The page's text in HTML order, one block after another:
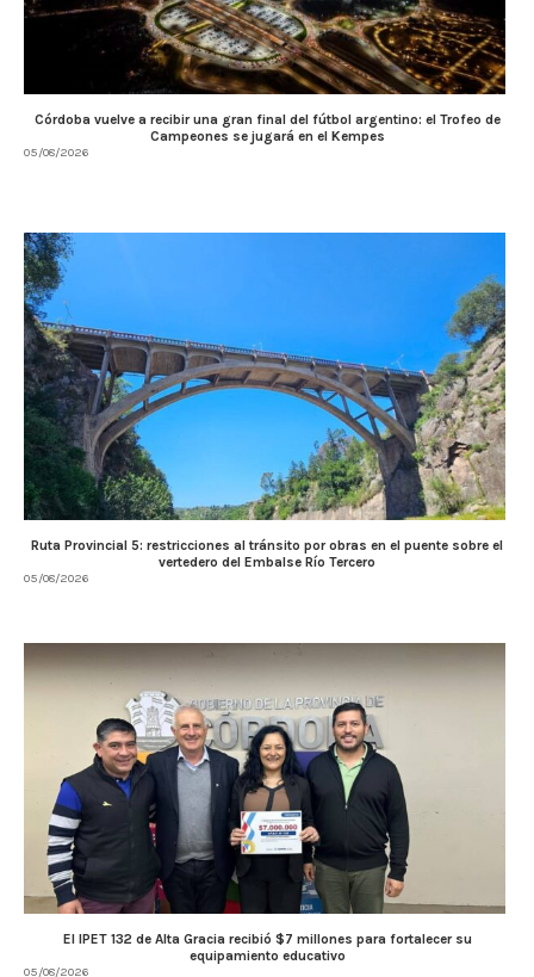
Córdoba vuelve a recibir una gran final del fútbol argentino: el Trofeo de
Campeones se jugará en el Kempes
05/08/2026
Ruta Provincial 5: restricciones al tránsito por obras en el puente sobre el
vertedero del Embalse Río Tercero
05/08/2026
El IPET 132 de Alta Gracia recibió $7 millones para fortalecer su
equipamiento educativo
05/08/2026